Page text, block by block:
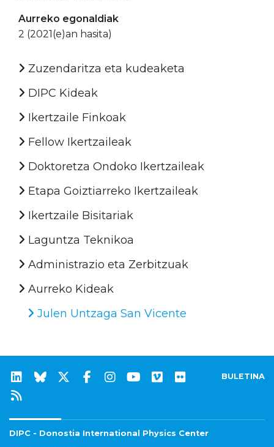
Aurreko egonaldiak
2 (2021(e)an hasita)
Zuzendaritza eta kudeaketa
DIPC Kideak
Ikertzaile Finkoak
Fellow Ikertzaileak
Doktoretza Ondoko Ikertzaileak
Etapa Goiztiarreko Ikertzaileak
Ikertzaile Bisitariak
Laguntza Teknikoa
Administrazio eta Zerbitzuak
Aurreko Kideak
Julen Untzaga San Vicente
BULETINA
DIPC - Donostia International Physics Center